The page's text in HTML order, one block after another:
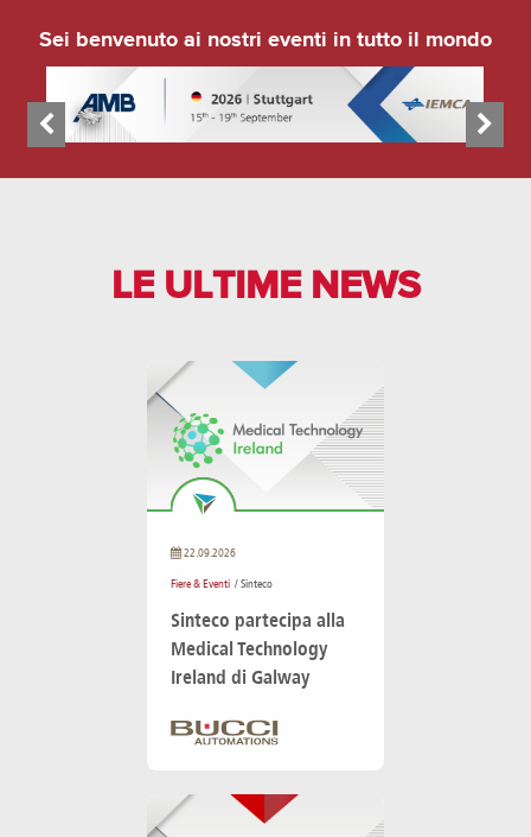
Sei benvenuto ai nostri eventi in tutto il mondo
LE ULTIME NEWS
22.09.2026
Fiere & Eventi / Sinteco
Sinteco partecipa alla
Medical Technology
Ireland di Galway